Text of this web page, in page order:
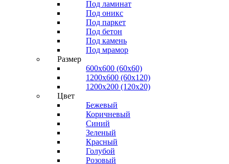
Под ламинат
Под оникс
Под паркет
Под бетон
Под камень
Под мрамор
Размер
600х600 (60х60)
1200х600 (60х120)
1200х200 (120x20)
Цвет
Бежевый
Коричневый
Синий
Зеленый
Красный
Голубой
Розовый